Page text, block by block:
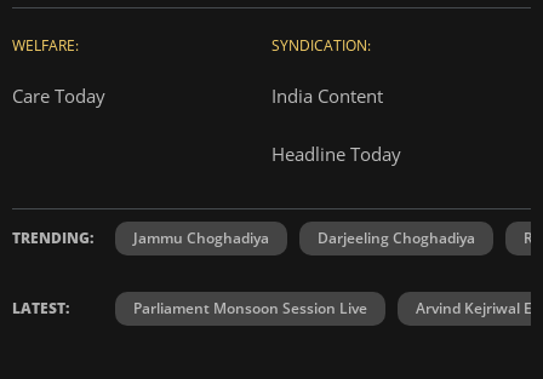
WELFARE:
Care Today
SYNDICATION:
India Content
Headline Today
TRENDING: Jammu Choghadiya Darjeeling Choghadiya
LATEST: Parliament Monsoon Session Live Arvind Kejriwal